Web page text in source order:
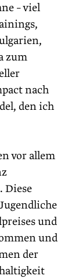
– viel
zum
nach
den ich
vor allem
Diese
und
und
der